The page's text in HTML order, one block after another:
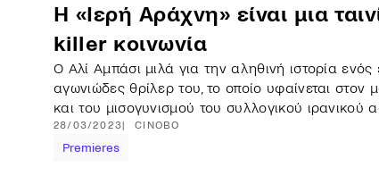
Η «Ιερή Αράχνη» είναι μια
killer κοινωνία
Ο Αλί Αμπάσι μιλά για την αληθινή ιστορία
αγωνιώδες θρίλερ του, το οποίο υφαίνεται στον
και του μισογυνισμού του συλλογικού ιρανικού
28/03/2023 CINOBO
Premieres